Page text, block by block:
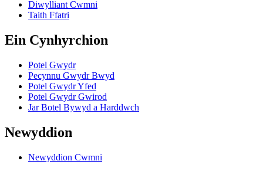
Diwylliant Cwmni
Taith Ffatri
Ein Cynhyrchion
Potel Gwydr
Pecynnu Gwydr Bwyd
Potel Gwydr Yfed
Potel Gwydr Gwirod
Jar Botel Bywyd a Harddwch
Newyddion
Newyddion Cwmni